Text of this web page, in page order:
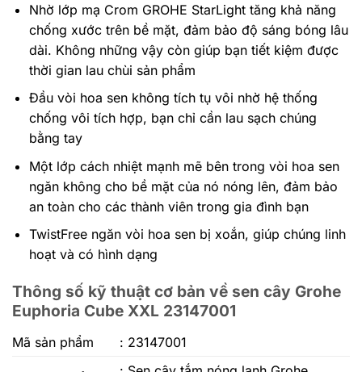
Nhờ lớp mạ Crom GROHE StarLight tăng khả năng
chống xước trên bề mặt, đảm bảo độ sáng bóng lâu
dài. Không những vậy còn giúp bạn tiết kiệm được
thời gian lau chùi sản phẩm
Đầu vòi hoa sen không tích tụ vôi nhờ hệ thống
chống vôi tích hợp, bạn chỉ cần lau sạch chúng
bằng tay
Một lớp cách nhiệt mạnh mẽ bên trong vòi hoa sen
ngăn không cho bề mặt của nó nóng lên, đảm bảo
an toàn cho các thành viên trong gia đình bạn
TwistFree ngăn vòi hoa sen bị xoắn, giúp chúng linh
hoạt và có hình dạng
Thông số kỹ thuật cơ bản về sen cây Grohe
Euphoria Cube XXL 23147001
Mã sản phẩm : 23147001